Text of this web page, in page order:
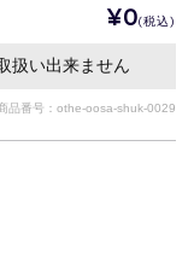
¥0(税込)
扱い出来ません
品番号：othe-oosa-shuk-0029